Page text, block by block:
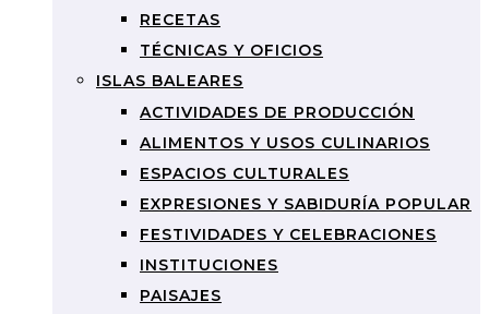
RECETAS
TÉCNICAS Y OFICIOS
ISLAS BALEARES
ACTIVIDADES DE PRODUCCIÓN
ALIMENTOS Y USOS CULINARIOS
ESPACIOS CULTURALES
EXPRESIONES Y SABIDURÍA POPULAR
FESTIVIDADES Y CELEBRACIONES
INSTITUCIONES
PAISAJES